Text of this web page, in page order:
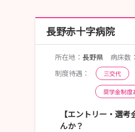
長野赤十字病院
所在地： 長野県 病床数：
制度待遇：
三交代
奨学金制度
【エントリー・選
んか？